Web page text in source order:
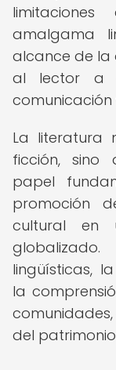
amalgama
alcance de la
al lector a
comunicación
La literatura
ficción, sino
papel
promoción
cultural en
lingüísticas,
la
del